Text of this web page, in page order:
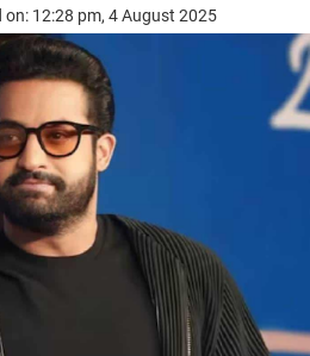
on: 12:28 pm, 4 August 2025